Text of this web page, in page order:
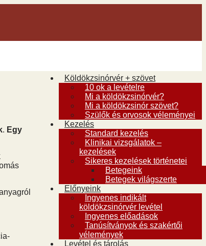
Köldökzsinórvér + szövet
10 ok a levételre
Mi a köldökzsinórvér?
Mi a köldökzsinór szövet?
Szülők és orvosok véleményei
Kezelés
Standard kezelés
Klinikai vizsgálatok –
kezelések
Sikeres kezelések történetei
Betegeink
Betegek világszerte
Előnyeink
Ingyenes indikált
köldökzsinórvér levétel
Ingyenes előadások
Tanúsítványok és szakértői
vélemények
Levétel és tárolás
. Egy